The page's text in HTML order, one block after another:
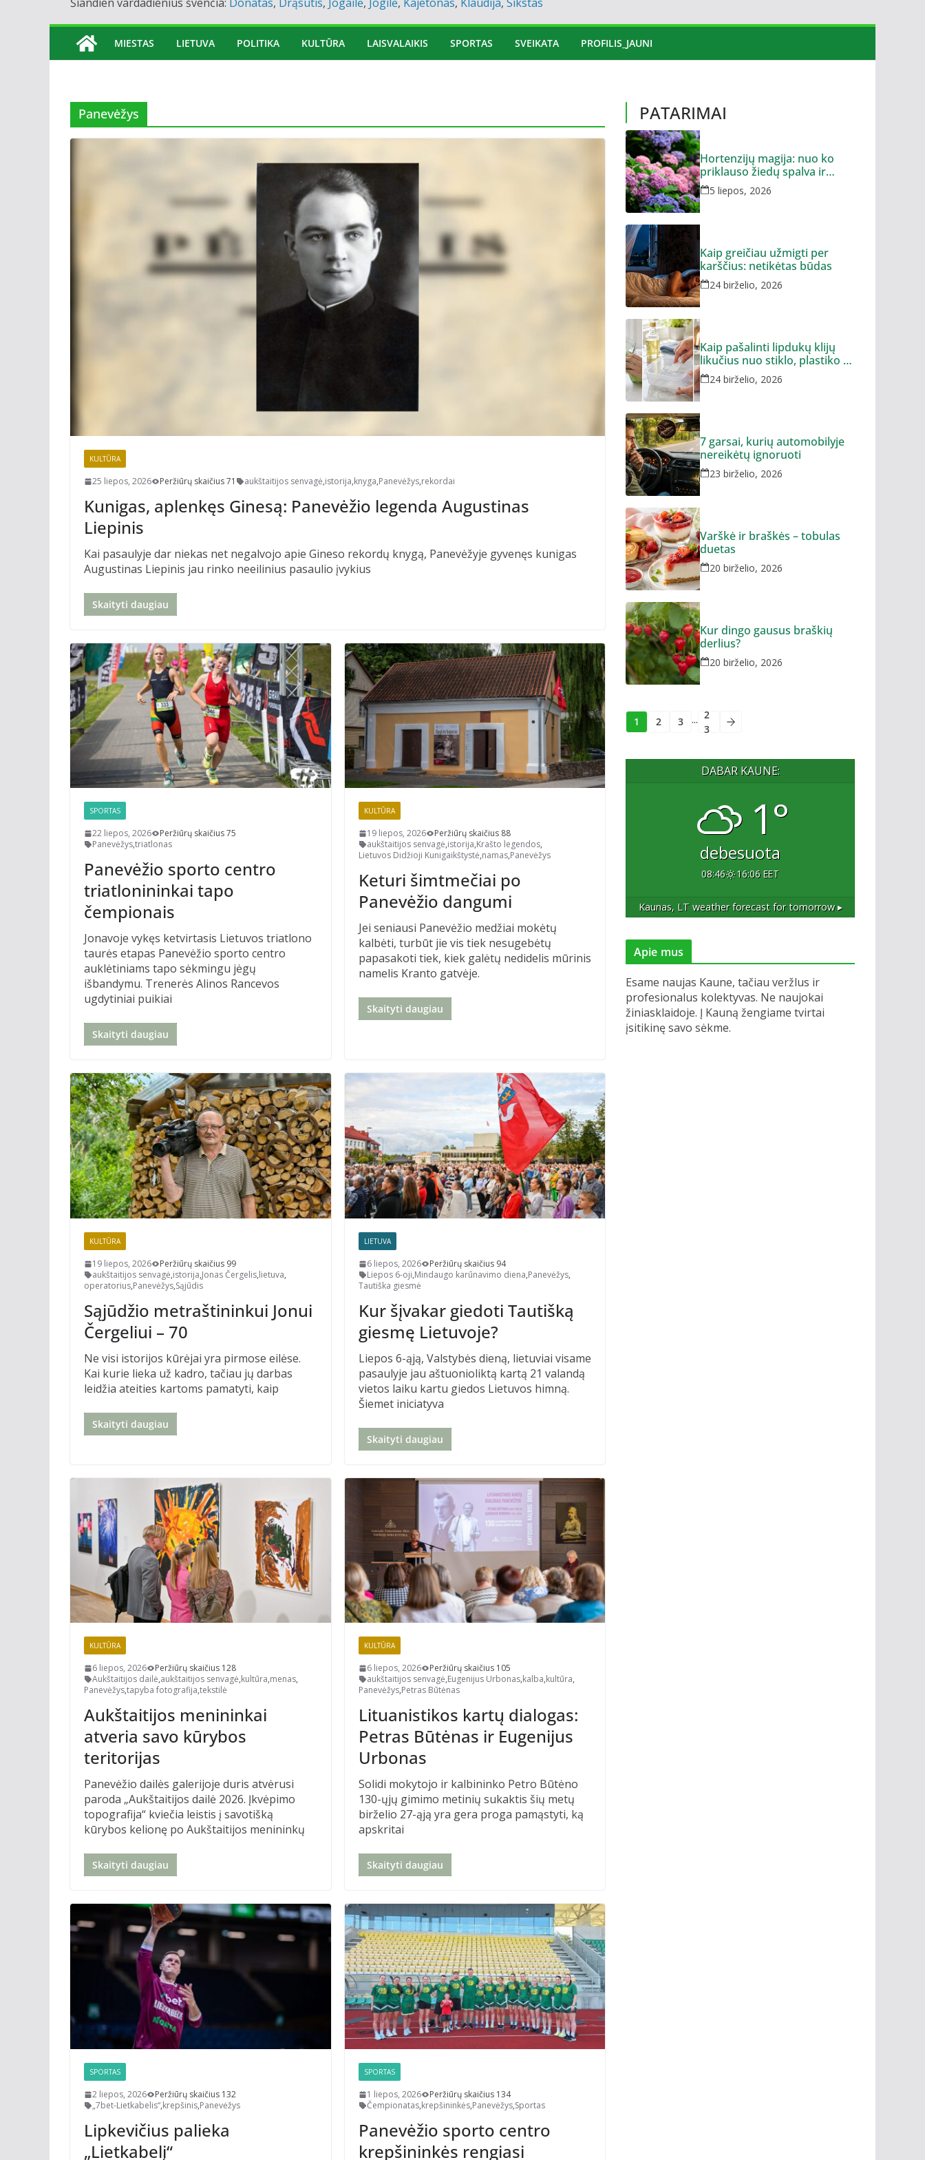
MIESTAS LIETUVA POLITIKA KULTŪRA LAISVALAIKIS SPORTAS SVEIKATA PROFILIS_JAUNI
Panevėžys
KULTŪRA
25 liepos, 2026 Peržiūrų skaičius 71 aukštaitijos senvagė,istorija,knyga,Panevėžys,rekordai
Kunigas, aplenkęs Ginesą: Panevėžio legenda Augustinas
Liepinis
Kai pasaulyje dar niekas net negalvojo apie Gineso rekordų knygą, Panevėžyje gyvenęs kunigas
Augustinas Liepinis jau rinko neeilinius pasaulio įvykius
Skaityti daugiau
SPORTAS
22 liepos, 2026
Peržiūrų skaičius 75
Panevėžys,triatlonas
Panevėžio sporto centro
triatlonininkai tapo
čempionais
Jonavoje vykęs ketvirtasis Lietuvos triatlono
taurės etapas Panevėžio sporto centro
auklėtiniams tapo sėkmingu jėgų
išbandymu. Trenerės Alinos Rancevos
ugdytiniai puikiai
Skaityti daugiau
KULTŪRA
19 liepos, 2026
Peržiūrų skaičius 88
aukštaitijos senvagė,istorija,Krašto legendos,
Lietuvos Didžioji Kunigaikštystė,namas,Panevėžys
Keturi šimtmečiai po
Panevėžio dangumi
Jei seniausi Panevėžio medžiai mokėtų
kalbėti, turbūt jie vis tiek nesugebėtų
papasakoti tiek, kiek galėtų nedidelis mūrinis
namelis Kranto gatvėje.
Skaityti daugiau
KULTŪRA
19 liepos, 2026
Peržiūrų skaičius 99
aukštaitijos senvagė,istorija,Jonas Čergelis,lietuva,
operatorius,Panevėžys,Sąjūdis
Sąjūdžio metraštininkui Jonui
Čergeliui – 70
Ne visi istorijos kūrėjai yra pirmose eilėse.
Kai kurie lieka už kadro, tačiau jų darbas
leidžia ateities kartoms pamatyti, kaip
Skaityti daugiau
LIETUVA
6 liepos, 2026
Peržiūrų skaičius 94
Liepos 6-oji,Mindaugo karūnavimo diena,Panevėžys,
Tautiška giesmė
Kur šįvakar giedoti Tautišką
giesmę Lietuvoje?
Liepos 6-ąją, Valstybės dieną, lietuviai visame
pasaulyje jau aštuonioliktą kartą 21 valandą
vietos laiku kartu giedos Lietuvos himną.
Šiemet iniciatyva
Skaityti daugiau
KULTŪRA
6 liepos, 2026
Peržiūrų skaičius 128
Aukštaitijos dailė,aukštaitijos senvagė,kultūra,menas,
Panevėžys,tapyba fotografija,tekstilė
Aukštaitijos menininkai
atveria savo kūrybos
teritorijas
Panevėžio dailės galerijoje duris atvėrusi
paroda „Aukštaitijos dailė 2026. Įkvėpimo
topografija“ kviečia leistis į savotišką
kūrybos kelionę po Aukštaitijos menininkų
Skaityti daugiau
KULTŪRA
6 liepos, 2026
Peržiūrų skaičius 105
aukštaitijos senvagė,Eugenijus Urbonas,kalba,kultūra,
Panevėžys,Petras Būtėnas
Lituanistikos kartų dialogas:
Petras Būtėnas ir Eugenijus
Urbonas
Solidi mokytojo ir kalbininko Petro Būtėno
130-ųjų gimimo metinių sukaktis šių metų
birželio 27-ąją yra gera proga pamąstyti, ką
apskritai
Skaityti daugiau
SPORTAS
2 liepos, 2026
Peržiūrų skaičius 132
„7bet-Lietkabelis“,krepšinis,Panevėžys
Lipkevičius palieka
„Lietkabelį“
SPORTAS
1 liepos, 2026
Peržiūrų skaičius 134
Čempionatas,krepšininkės,Panevėžys,Sportas
Panevėžio sporto centro
krepšininkės rengiasi
PATARIMAI
Hortenzijų magija: nuo ko
priklauso žiedų spalva ir
dydis?
5 liepos, 2026
Kaip greičiau užmigti per
karščius: netikėtas būdas
24 birželio, 2026
Kaip pašalinti lipdukų klijų
likučius nuo stiklo, plastiko ar
metalo
24 birželio, 2026
7 garsai, kurių automobilyje
nereikėtų ignoruoti
23 birželio, 2026
Varškė ir braškės – tobulas
duetas
20 birželio, 2026
Kur dingo gausus braškių
derlius?
20 birželio, 2026
1 2 3 ... 2
3
DABAR KAUNE:
1°
debesuota
08:46 16:06 EET
Kaunas, LTweather forecast for tomorrow ▸
Apie mus
Esame naujas Kaune, tačiau veržlus ir
profesionalus kolektyvas. Ne naujokai
žiniasklaidoje. Į Kauną žengiame tvirtai
įsitikinę savo sėkme.